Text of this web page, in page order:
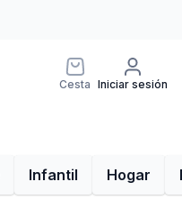
Cesta Iniciar sesión
Infantil Hogar